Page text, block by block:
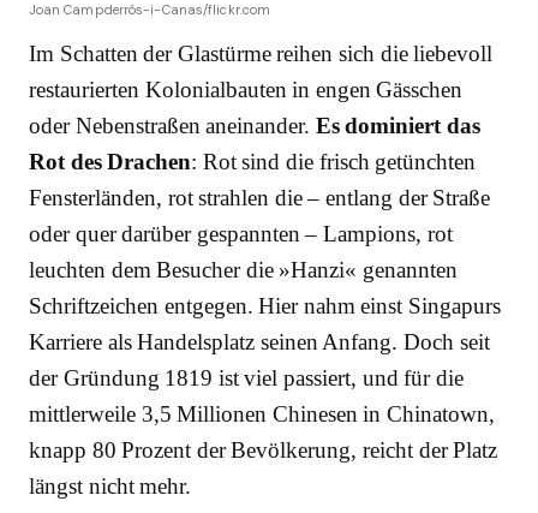
Joan Campderrós-i-Canas/flickr.com
Im Schatten der Glastürme reihen sich die liebevoll
restaurierten Kolonialbauten in engen Gässchen
oder Nebenstraßen aneinander. Es dominiert das
Rot des Drachen: Rot sind die frisch getünchten
Fensterländen, rot strahlen die – entlang der Straße
oder quer darüber gespannten – Lampions, rot
leuchten dem Besucher die »Hanzi« genannten
Schriftzeichen entgegen. Hier nahm einst Singapurs
Karriere als Handelsplatz seinen Anfang. Doch seit
der Gründung 1819 ist viel passiert, und für die
mittlerweile 3,5 Millionen Chinesen in Chinatown,
knapp 80 Prozent der Bevölkerung, reicht der Platz
längst nicht mehr.